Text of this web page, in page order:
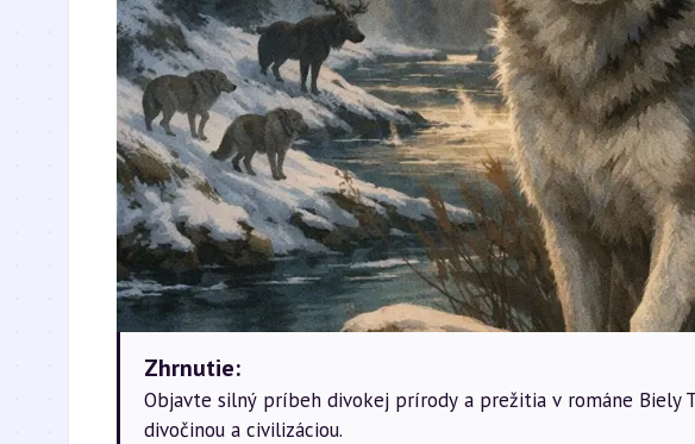
Zhrnutie:
Objavte silný príbeh divokej prírody a prežitia v románe Biely
divočinou a civilizáciou.